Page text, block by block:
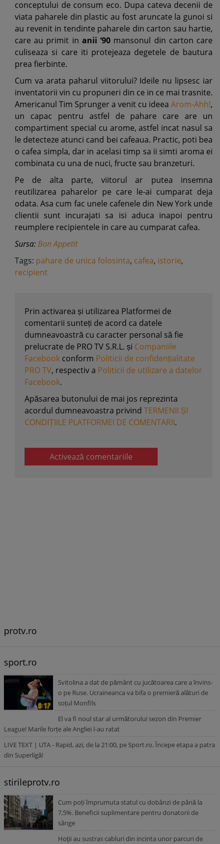
conceptului de consum eco. Dupa cateva decenii de
viata paharele din plastic au fost aruncate la gunoi si
au revenit in tendinte paharele din carton sau hartie,
care au primit in anii ‘90 mansonul din carton care
culiseaza si care iti protejeaza degetele de bautura
prea fierbinte.
Cum va arata paharul viitorului? Ideile nu lipsesc iar
inventatorii vin cu propuneri din ce in ce mai trasnite.
Americanul Tim Sprunger a venit cu ideea Arom-Ahh!,
un capac pentru astfel de pahare care are un
compartiment special cu arome, astfel incat nasul sa
le detecteze atunci cand bei cafeaua. Practic, poti bea
o cafea simpla, dar in acelasi timp sa ii simti aroma ei
combinata cu una de nuci, fructe sau branzeturi.
Pe de alta parte, viitorul ar putea insemna
reutilizarea paharelor pe care le-ai cumparat deja
odata. Asa cum fac unele cafenele din New York unde
clientii sunt incurajati sa isi aduca inapoi pentru
reumplere recipientele in care au cumparat cafea.
Sursa:Bon Appetit
Tags: pahare de unica folosinta, cafea, istorie,
recipient
Prin activarea și utilizarea Platformei de
comentarii sunteți de acord ca datele
dumneavoastră cu caracter personal să fie
prelucrate de PRO TV S.R.L. și Companiile
Facebook conform Politicii de confidențialitate
PRO TV, respectiv a Politicii de utilizare a datelor
Facebook.
Apăsarea butonului de mai jos reprezinta
acordul dumneavoastra privind TERMENII ȘI
CONDIȚIILE PLATFORMEI DE COMENTARII.
Activează comentariile
protv.ro
sport.ro
Svitolina a dat de pământ cu jucătoarea care a învins-
o pe Ruse. Ucraineanca va bifa o premieră alături de
soțul Monfils
El va fi noul star al următorului sezon din Premier
League! Marile forțe ale Angliei l-au ratat
LIVE TEXT | UTA - Rapid, azi, de la 21:00, pe Sport.ro. Începe etapa a patra
din Superligă!
stirileprotv.ro
Cum poți împrumuta statul cu dobânzi de până la
7,5%. Beneficii suplimentare pentru donatorii de
sânge
Hoţii au sustras cabluri din incinta unor parcuri de